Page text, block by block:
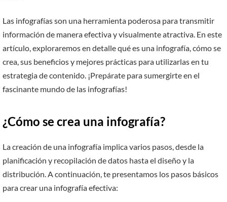
Las infografías son una herramienta poderosa para transmitir
información de manera efectiva y visualmente atractiva. En este
artículo, exploraremos en detalle qué es una infografía, cómo se
crea, sus beneficios y mejores prácticas para utilizarlas en tu
estrategia de contenido. ¡Prepárate para sumergirte en el
fascinante mundo de las infografías!
¿Cómo se crea una infografía?
La creación de una infografía implica varios pasos, desde la
planificación y recopilación de datos hasta el diseño y la
distribución. A continuación, te presentamos los pasos básicos
para crear una infografía efectiva: